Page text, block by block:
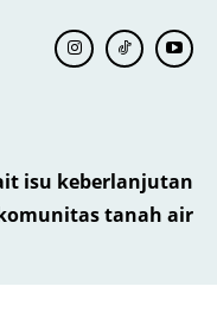
isu keberlanjutan
tanah air